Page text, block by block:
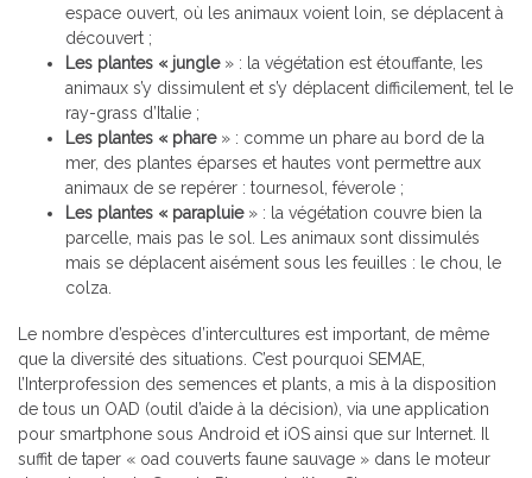
espace ouvert, où les animaux voient loin, se déplacent à
découvert ;
Les plantes « jungle» : la végétation est étouffante, les
animaux s’y dissimulent et s’y déplacent difficilement, tel le
ray-grass d’Italie ;
Les plantes « phare» : comme un phare au bord de la
mer, des plantes éparses et hautes vont permettre aux
animaux de se repérer : tournesol, féverole ;
Les plantes « parapluie» : la végétation couvre bien la
parcelle, mais pas le sol. Les animaux sont dissimulés
mais se déplacent aisément sous les feuilles : le chou, le
colza.
Le nombre d’espèces d’intercultures est important, de même
que la diversité des situations. C’est pourquoi SEMAE,
l’Interprofession des semences et plants, a mis à la disposition
de tous un OAD (outil d’aide à la décision), via une application
pour smartphone sous Android et iOS ainsi que sur Internet. Il
suffit de taper « oad couverts faune sauvage » dans le moteur